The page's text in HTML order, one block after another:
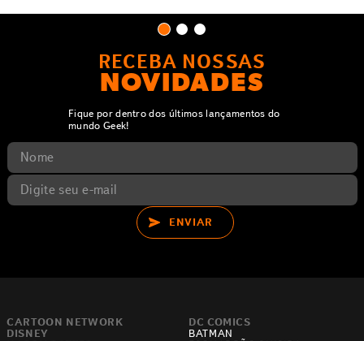
RECEBA NOSSAS
NOVIDADES
Fique por dentro dos últimos lançamentos do
mundo Geek!
ENVIAR
CARTOON NETWORK
DISNEY
DC COMICS
BATMAN